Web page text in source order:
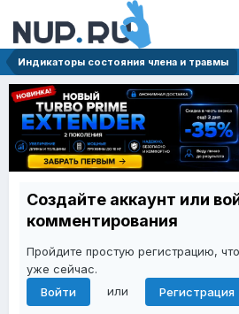
Индикаторы состояния члена и травмы
Создайте аккаунт или
комментирования
Пройдите простую регистрацию,
уже сейчас.
Войти
или Регистрация